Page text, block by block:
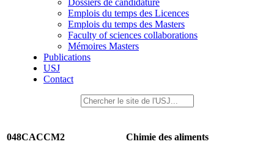
Dossiers de candidature
Emplois du temps des Licences
Emplois du temps des Masters
Faculty of sciences collaborations
Mémoires Masters
Publications
USJ
Contact
048CACCM2 Chimie des aliments